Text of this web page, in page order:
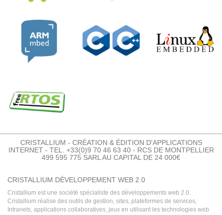
CRISTALLIUM - CRÉATION & ÉDITION D'APPLICATIONS
INTERNET - TEL. +33(0)9 70 46 63 40 - RCS DE MONTPELLIER
499 595 775 SARL AU CAPITAL DE 24 000€
CRISTALLIUM DÉVELOPPEMENT WEB 2.0
Cristallium est une société spécialiste des développements web 2.0.
Cristallium réalise des outils de gestion, sites, plateformes de services,
Intranets, applications collaboratives, jeux en utilisant les technologies web